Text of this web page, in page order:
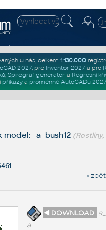
u nás, celkem 1.130.000
2027, pro Inventor 2027a pro
, Spirograf generátor a Regresní
příkazya proměnné AutoCADu 2027
model: a_bush12
«
◄ DOWNLOAD
a